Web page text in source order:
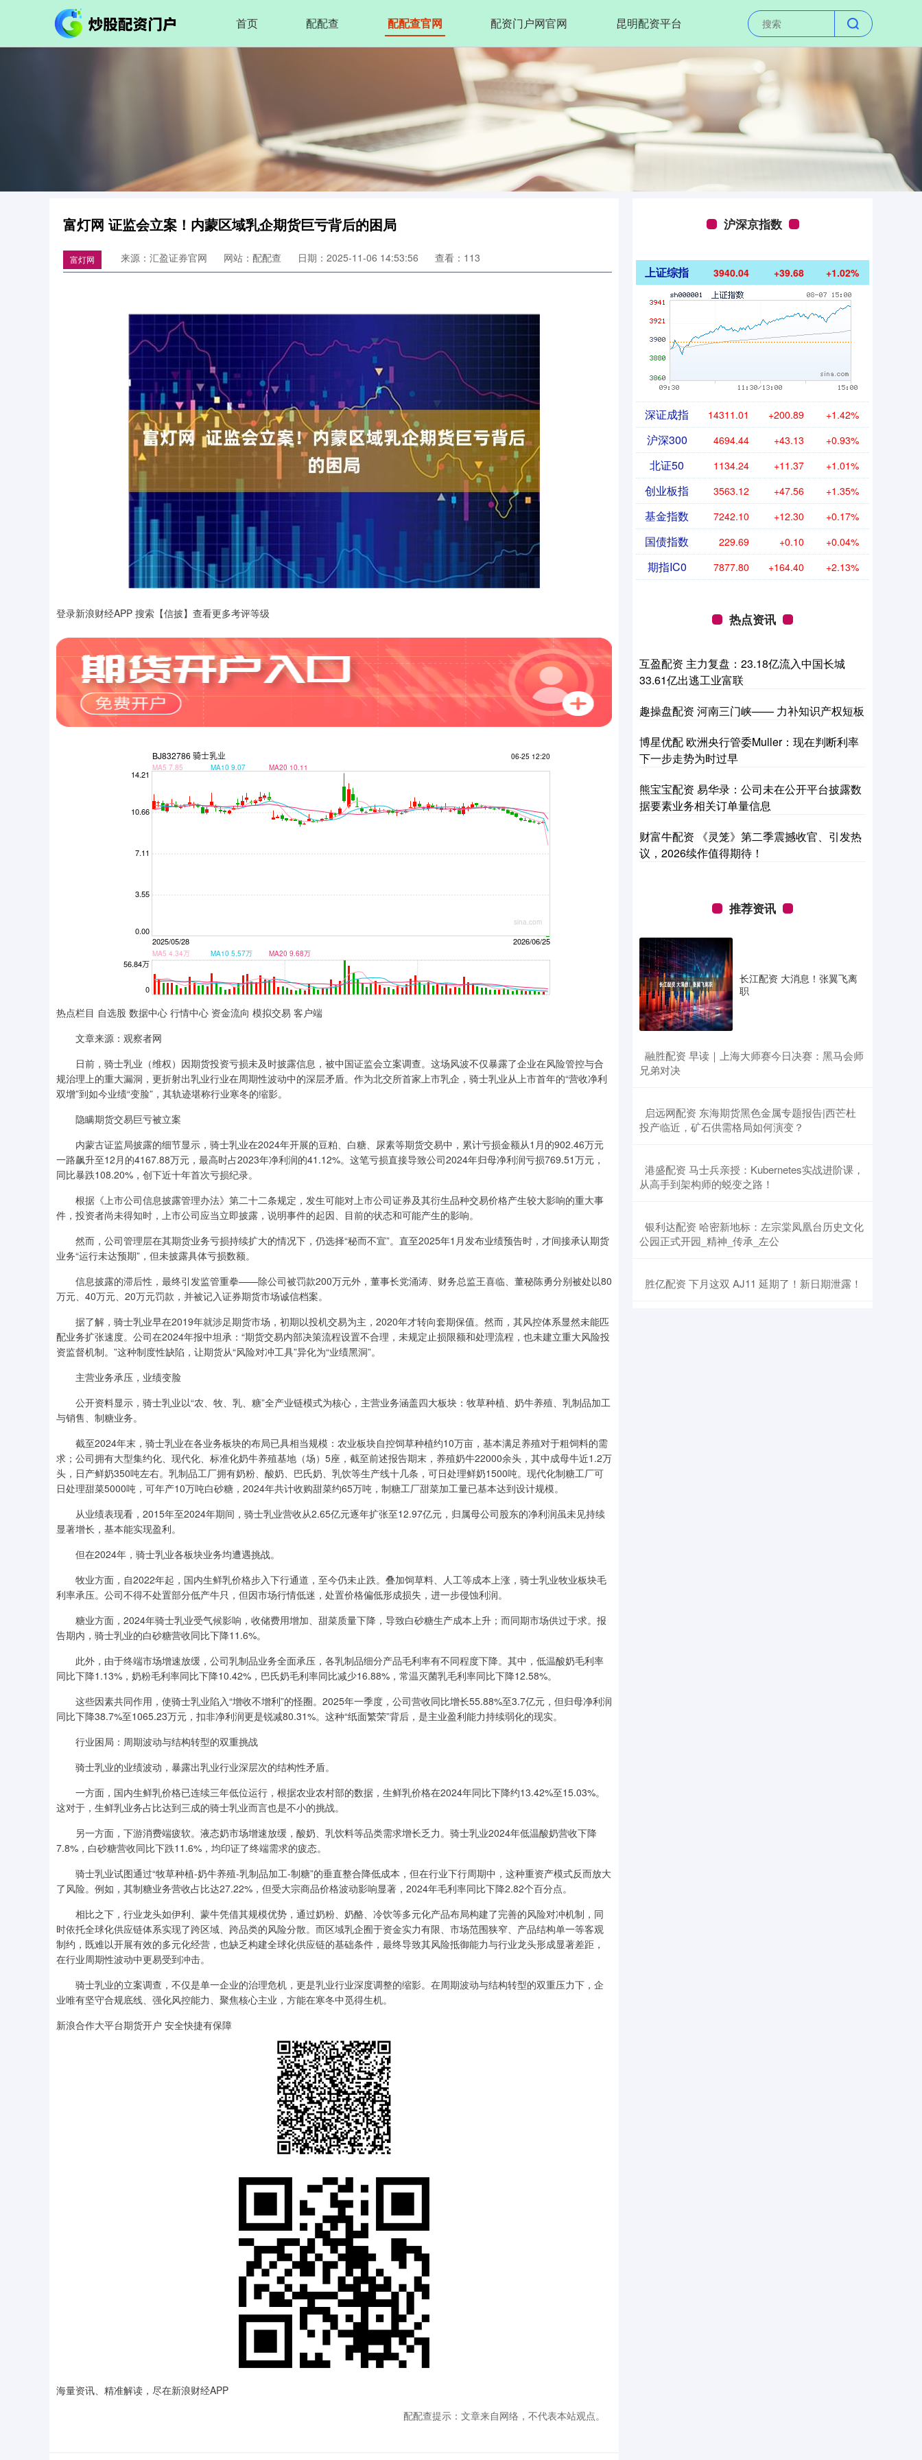
首页 配配查 配配查官网 配资门户网官网 昆明配资平台
富灯网 证监会立案！内蒙区域乳企期货巨亏背后的困局
富灯网 来源：汇盈证券官网 网站：配配查 日期：2025-11-06 14:53:56 查看：113
登录新浪财经APP 搜索【信披】查看更多考评等级
热点栏目 自选股 数据中心 行情中心 资金流向 模拟交易 客户端
文章来源：观察者网
日前，骑士乳业（维权）因期货投资亏损未及时披露信息，被中国证监会立案调查。这场风波不仅暴露了企业在风险管控与合
规治理上的重大漏洞，更折射出乳业行业在周期性波动中的深层矛盾。作为北交所首家上市乳企，骑士乳业从上市首年的“营收净利
双增”到如今业绩“变脸”，其轨迹堪称行业寒冬的缩影。
隐瞒期货交易巨亏被立案
内蒙古证监局披露的细节显示，骑士乳业在2024年开展的豆粕、白糖、尿素等期货交易中，累计亏损金额从1月的902.46万元
一路飙升至12月的4167.88万元，最高时占2023年净利润的41.12%。这笔亏损直接导致公司2024年归母净利润亏损769.51万元，
同比暴跌108.20%，创下近十年首次亏损纪录。
根据《上市公司信息披露管理办法》第二十二条规定，发生可能对上市公司证券及其衍生品种交易价格产生较大影响的重大事
件，投资者尚未得知时，上市公司应当立即披露，说明事件的起因、目前的状态和可能产生的影响。
然而，公司管理层在其期货业务亏损持续扩大的情况下，仍选择“秘而不宣”。直至2025年1月发布业绩预告时，才间接承认期货
业务“运行未达预期”，但未披露具体亏损数额。
信息披露的滞后性，最终引发监管重拳——除公司被罚款200万元外，董事长党涌涛、财务总监王喜临、董秘陈勇分别被处以80
万元、40万元、20万元罚款，并被记入证券期货市场诚信档案。
据了解，骑士乳业早在2019年就涉足期货市场，初期以投机交易为主，2020年才转向套期保值。然而，其风控体系显然未能匹
配业务扩张速度。公司在2024年报中坦承：“期货交易内部决策流程设置不合理，未规定止损限额和处理流程，也未建立重大风险投
资监督机制。”这种制度性缺陷，让期货从“风险对冲工具”异化为“业绩黑洞”。
主营业务承压，业绩变脸
公开资料显示，骑士乳业以“农、牧、乳、糖”全产业链模式为核心，主营业务涵盖四大板块：牧草种植、奶牛养殖、乳制品加工
与销售、制糖业务。
截至2024年末，骑士乳业在各业务板块的布局已具相当规模：农业板块自控饲草种植约10万亩，基本满足养殖对于粗饲料的需
求；公司拥有大型集约化、现代化、标准化奶牛养殖基地（场）5座，截至前述报告期末，养殖奶牛22000余头，其中成母牛近1.2万
头，日产鲜奶350吨左右。乳制品工厂拥有奶粉、酸奶、巴氏奶、乳饮等生产线十几条，可日处理鲜奶1500吨。现代化制糖工厂可
日处理甜菜5000吨，可年产10万吨白砂糖，2024年共计收购甜菜约65万吨，制糖工厂甜菜加工量已基本达到设计规模。
从业绩表现看，2015年至2024年期间，骑士乳业营收从2.65亿元逐年扩张至12.97亿元，归属母公司股东的净利润虽未见持续
显著增长，基本能实现盈利。
但在2024年，骑士乳业各板块业务均遭遇挑战。
牧业方面，自2022年起，国内生鲜乳价格步入下行通道，至今仍未止跌。叠加饲草料、人工等成本上涨，骑士乳业牧业板块毛
利率承压。公司不得不处置部分低产牛只，但因市场行情低迷，处置价格偏低形成损失，进一步侵蚀利润。
糖业方面，2024年骑士乳业受气候影响，收储费用增加、甜菜质量下降，导致白砂糖生产成本上升；而同期市场供过于求。报
告期内，骑士乳业的白砂糖营收同比下降11.6%。
此外，由于终端市场增速放缓，公司乳制品业务全面承压，各乳制品细分产品毛利率有不同程度下降。其中，低温酸奶毛利率
同比下降1.13%，奶粉毛利率同比下降10.42%，巴氏奶毛利率同比减少16.88%，常温灭菌乳毛利率同比下降12.58%。
这些因素共同作用，使骑士乳业陷入“增收不增利”的怪圈。2025年一季度，公司营收同比增长55.88%至3.7亿元，但归母净利润
同比下降38.7%至1065.23万元，扣非净利润更是锐减80.31%。这种“纸面繁荣”背后，是主业盈利能力持续弱化的现实。
行业困局：周期波动与结构转型的双重挑战
骑士乳业的业绩波动，暴露出乳业行业深层次的结构性矛盾。
一方面，国内生鲜乳价格已连续三年低位运行，根据农业农村部的数据，生鲜乳价格在2024年同比下降约13.42%至15.03%。
这对于，生鲜乳业务占比达到三成的骑士乳业而言也是不小的挑战。
另一方面，下游消费端疲软。液态奶市场增速放缓，酸奶、乳饮料等品类需求增长乏力。骑士乳业2024年低温酸奶营收下降
7.8%，白砂糖营收同比下跌11.6%，均印证了终端需求的疲态。
骑士乳业试图通过“牧草种植-奶牛养殖-乳制品加工-制糖”的垂直整合降低成本，但在行业下行周期中，这种重资产模式反而放大
了风险。例如，其制糖业务营收占比达27.22%，但受大宗商品价格波动影响显著，2024年毛利率同比下降2.82个百分点。
相比之下，行业龙头如伊利、蒙牛凭借其规模优势，通过奶粉、奶酪、冷饮等多元化产品布局构建了完善的风险对冲机制，同
时依托全球化供应链体系实现了跨区域、跨品类的风险分散。而区域乳企囿于资金实力有限、市场范围狭窄、产品结构单一等客观
制约，既难以开展有效的多元化经营，也缺乏构建全球化供应链的基础条件，最终导致其风险抵御能力与行业龙头形成显著差距，
在行业周期性波动中更易受到冲击。
骑士乳业的立案调查，不仅是单一企业的治理危机，更是乳业行业深度调整的缩影。在周期波动与结构转型的双重压力下，企
业唯有坚守合规底线、强化风控能力、聚焦核心主业，方能在寒冬中觅得生机。
新浪合作大平台期货开户 安全快捷有保障
海量资讯、精准解读，尽在新浪财经APP
配配查提示：文章来自网络，不代表本站观点。
沪深京指数
上证综指 3940.04 +39.68 +1.02%
深证成指 14311.01 +200.89 +1.42%
沪深300 4694.44 +43.13 +0.93%
北证50 1134.24 +11.37 +1.01%
创业板指 3563.12 +47.56 +1.35%
基金指数 7242.10 +12.30 +0.17%
国债指数 229.69 +0.10 +0.04%
期指IC0 7877.80 +164.40 +2.13%
热点资讯
互盈配资 主力复盘：23.18亿流入中国长城
33.61亿出逃工业富联
趣操盘配资 河南三门峡—— 力补知识产权短板
博星优配 欧洲央行管委Muller：现在判断利率
下一步走势为时过早
熊宝宝配资 易华录：公司未在公开平台披露数
据要素业务相关订单量信息
财富牛配资 《灵笼》第二季震撼收官、引发热
议，2026续作值得期待！
推荐资讯
长江配资 大消息！张翼飞离
职
​融胜配资 早读｜上海大师赛今日决赛：黑马会师
兄弟对决
​启远网配资 东海期货黑色金属专题报告|西芒杜
投产临近，矿石供需格局如何演变？
​港盛配资 马士兵亲授：Kubernetes实战进阶课，
从高手到架构师的蜕变之路！
​银利达配资 哈密新地标：左宗棠凤凰台历史文化
公园正式开园_精神_传承_左公
​胜亿配资 下月这双 AJ11 延期了！新日期泄露！